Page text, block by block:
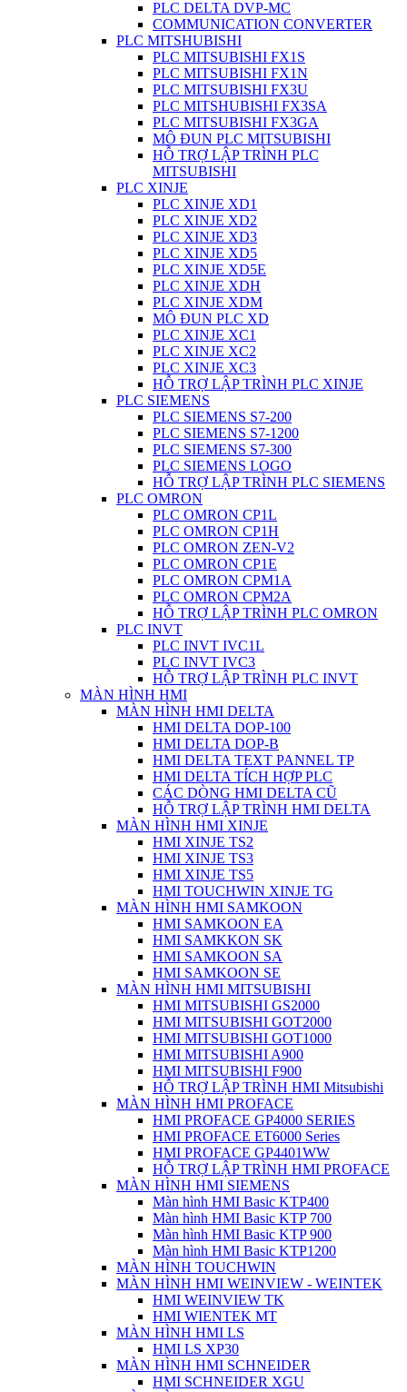
PLC DELTA DVP-MC
COMMUNICATION CONVERTER
PLC MITSHUBISHI
PLC MITSUBISHI FX1S
PLC MITSUBISHI FX1N
PLC MITSUBISHI FX3U
PLC MITSHUBISHI FX3SA
PLC MITSUBISHI FX3GA
MÔ ĐUN PLC MITSUBISHI
HỖ TRỢ LẬP TRÌNH PLC
MITSUBISHI
PLC XINJE
PLC XINJE XD1
PLC XINJE XD2
PLC XINJE XD3
PLC XINJE XD5
PLC XINJE XD5E
PLC XINJE XDH
PLC XINJE XDM
MÔ ĐUN PLC XD
PLC XINJE XC1
PLC XINJE XC2
PLC XINJE XC3
HỖ TRỢ LẬP TRÌNH PLC XINJE
PLC SIEMENS
PLC SIEMENS S7-200
PLC SIEMENS S7-1200
PLC SIEMENS S7-300
PLC SIEMENS LOGO
HỖ TRỢ LẬP TRÌNH PLC SIEMENS
PLC OMRON
PLC OMRON CP1L
PLC OMRON CP1H
PLC OMRON ZEN-V2
PLC OMRON CP1E
PLC OMRON CPM1A
PLC OMRON CPM2A
HỖ TRỢ LẬP TRÌNH PLC OMRON
PLC INVT
PLC INVT IVC1L
PLC INVT IVC3
HỖ TRỢ LẬP TRÌNH PLC INVT
MÀN HÌNH HMI
MÀN HÌNH HMI DELTA
HMI DELTA DOP-100
HMI DELTA DOP-B
HMI DELTA TEXT PANNEL TP
HMI DELTA TÍCH HỢP PLC
CÁC DÒNG HMI DELTA CŨ
HỖ TRỢ LẬP TRÌNH HMI DELTA
MÀN HÌNH HMI XINJE
HMI XINJE TS2
HMI XINJE TS3
HMI XINJE TS5
HMI TOUCHWIN XINJE TG
MÀN HÌNH HMI SAMKOON
HMI SAMKOON EA
HMI SAMKKON SK
HMI SAMKOON SA
HMI SAMKOON SE
MÀN HÌNH HMI MITSUBISHI
HMI MITSUBISHI GS2000
HMI MITSUBISHI GOT2000
HMI MITSUBISHI GOT1000
HMI MITSUBISHI A900
HMI MITSUBISHI F900
HỖ TRỢ LẬP TRÌNH HMI Mitsubishi
MÀN HÌNH HMI PROFACE
HMI PROFACE GP4000 SERIES
HMI PROFACE ET6000 Series
HMI PROFACE GP4401WW
HỖ TRỢ LẬP TRÌNH HMI PROFACE
MÀN HÌNH HMI SIEMENS
Màn hình HMI Basic KTP400
Màn hình HMI Basic KTP 700
Màn hình HMI Basic KTP 900
Màn hình HMI Basic KTP1200
MÀN HÌNH TOUCHWIN
MÀN HÌNH HMI WEINVIEW - WEINTEK
HMI WEINVIEW TK
HMI WIENTEK MT
MÀN HÌNH HMI LS
HMI LS XP30
MÀN HÌNH HMI SCHNEIDER
HMI SCHNEIDER XGU